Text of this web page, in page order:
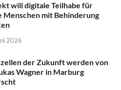
will digitale Teilhabe für
Menschen mit Behinderung
2026
der Zukunft werden von
Wagner in Marburg